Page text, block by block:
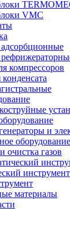
VMC
компрессоров
и
оборудование
очистка газов
инструмент
материалы